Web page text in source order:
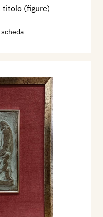
titolo (figure)